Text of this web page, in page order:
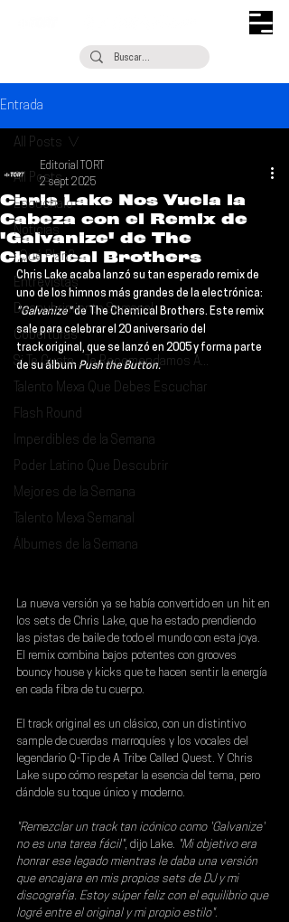
Entrada
All Posts
Escúchalo
Noticias
¿Qué Plan?
Entrevistas
Descubrimiento Semanal
Coberturas
Si Te Gusta... Te Recomendamos A...
Talento Mexa Que Debes Escuchar
Flash Round
Imperdibles de la Semana
Poder Latino Que Descubrir
Mejores de la Semana
Talento Mexa Semanal
Álbumes de la Semana
All Posts
Chris Lake Nos Vuela la
Cabeza con el Remix de
'Galvanize' de The
Chemical Brothers
Editorial TORT
2 sept 2025
Chris Lake acaba lanzó su tan esperado remix de
uno de los himnos más grandes de la electrónica:
"Galvanize" de The Chemical Brothers. Este remix
sale para celebrar el 20 aniversario del
track origina l, que se lanzó en 2005 y forma parte
de su álbum Push the Button.
La nueva versión ya se había convertido en un hit en
los sets de Chris Lake, que ha estado prendiendo
las pistas de baile de todo el mundo con esta joya.
El remix combina bajos potentes con grooves
bouncy house y kicks que te hacen sentir la energía
en cada fibra de tu cuerpo.
El track original es un clásico, con un distintivo
sample de cuerdas marroquíes y los vocales del
legendario Q-Tip de A Tribe Called Quest. Y Chris
Lake supo cómo respetar la esencia del tema, pero
dándole su toque único y moderno.
"Remezclar un track tan icónico como 'Galvanize'
no es una tarea fácil", dijo Lake. "Mi objetivo era
honrar ese legado mientras le daba una versión
que encajara en mis propios sets de DJ y mi
discografía. Estoy súper feliz con el equilibrio que
logré entre el original y mi propio estilo".